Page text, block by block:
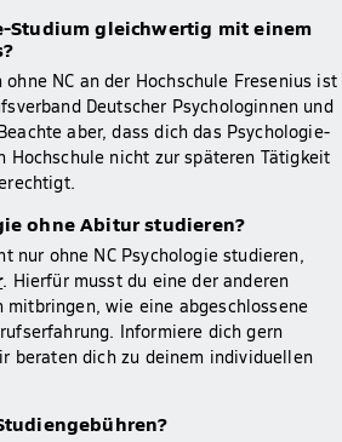
Studium gleichwertig mit einem
NC an der Hochschule Fresenius ist
Deutscher Psychologinnen und
aber, dass dich das Psychologie-
Hochschule nicht zur späteren Tätigkeit
ohne Abitur studieren?
nur ohne NC Psychologie studieren,
. Hierfür musst du eine der anderen
mitbringen, wie eine abgeschlossene
Informiere dich gern
beraten dich zu deinem individuellen